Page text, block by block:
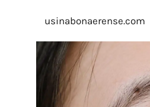
usinabonaerense.com